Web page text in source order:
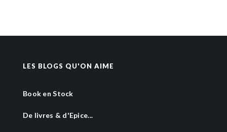
LES BLOGS QU'ON AIME
Book en Stock
De livres & d'Epice...